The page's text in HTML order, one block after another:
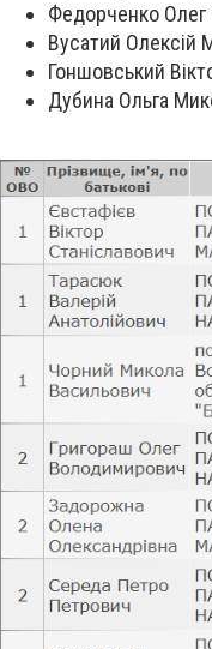
Федорченко Олег
Вусатий Олексій
Гоншовський
Дубина Ольга